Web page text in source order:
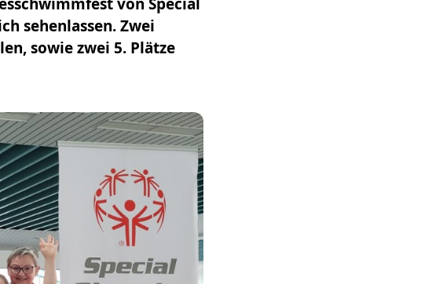
sehenlassen. Zwei
sowie zwei 5. Plätze